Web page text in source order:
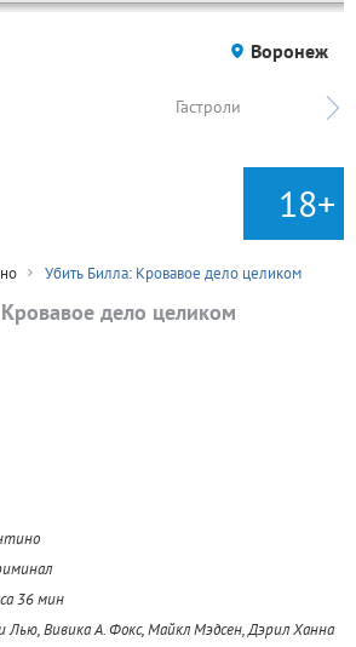
Воронеж
Гастроли
18+
Убить Билла: Кровавое дело целиком
дело целиком
36 мин
Лью, Вивика А. Фокс, Майкл Мэдсен, Дэрил Ханна